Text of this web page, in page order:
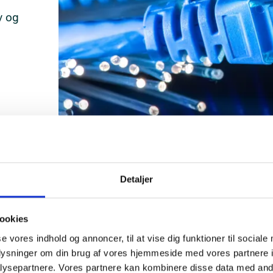
Detaljer
vores indhold og annoncer, til at vise dig funktioner til sociale
om din brug af vores hjemmeside med vores partnere
Vores partnere kan kombinere disse data med
og